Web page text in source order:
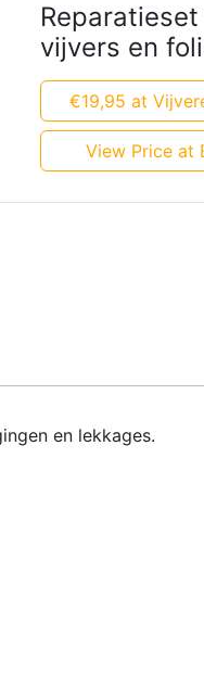
Reparatieset
vijvers en
€19,95 at
View Price at
en lekkages.